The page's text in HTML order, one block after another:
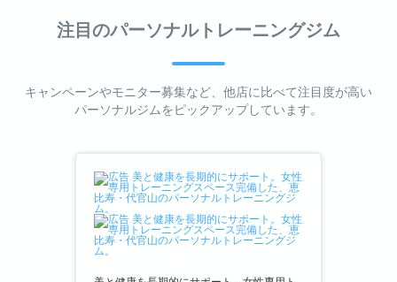
注目のパーソナルトレーニングジム
キャンペーンやモニター募集など、他店に比べて注目度が高い
パーソナルジムをピックアップしています。